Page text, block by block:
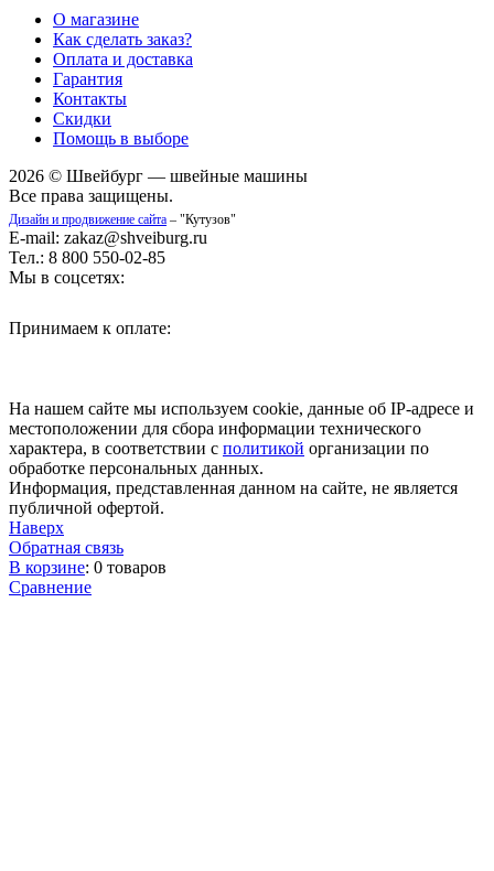
О магазине
Как сделать заказ?
Оплата и доставка
Гарантия
Контакты
Скидки
Помощь в выборе
2026 © Швейбург — швейные машины
Все права защищены.
Дизайн и продвижение сайта – "Кутузов"
E-mail: zakaz@shveiburg.ru
Тел.: 8 800 550-02-85
Мы в соцсетях:
Принимаем к оплате:
На нашем сайте мы используем cookie, данные об IP-адресе и
местоположении для сбора информации технического
характера, в соответствии с политикой организации по
обработке персональных данных.
Информация, представленная данном на сайте, не является
публичной офертой.
Наверх
Обратная связь
В корзине: 0 товаров
Сравнение